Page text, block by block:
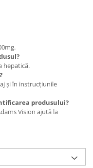
hepatică.
și în instrucțiunile
produsului?
Vision ajută la